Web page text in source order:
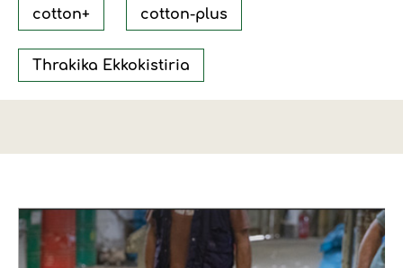
cotton+ cotton-plus
Thrakika Ekkokistiria